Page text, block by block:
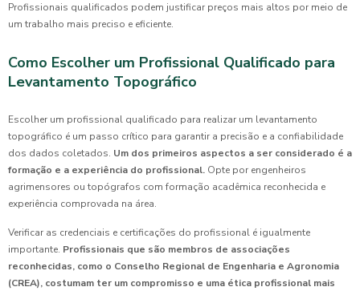
Profissionais qualificados podem justificar preços mais altos por meio de
um trabalho mais preciso e eficiente.
Como Escolher um Profissional Qualificado para
Levantamento Topográfico
Escolher um profissional qualificado para realizar um levantamento
topográfico é um passo crítico para garantir a precisão e a confiabilidade
dos dados coletados. Um dos primeiros aspectos a ser considerado é a
formação e a experiência do profissional. Opte por engenheiros
agrimensores ou topógrafos com formação acadêmica reconhecida e
experiência comprovada na área.
Verificar as credenciais e certificações do profissional é igualmente
importante. Profissionais que são membros de associações
reconhecidas, como o Conselho Regional de Engenharia e Agronomia
(CREA), costumam ter um compromisso e uma ética profissional mais